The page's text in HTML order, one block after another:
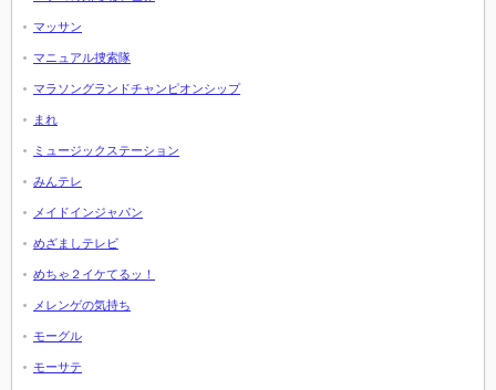
マッサン
マニュアル捜索隊
マラソングランドチャンピオンシップ
まれ
ミュージックステーション
みんテレ
メイドインジャパン
めざましテレビ
めちゃ２イケてるッ！
メレンゲの気持ち
モーグル
モーサテ